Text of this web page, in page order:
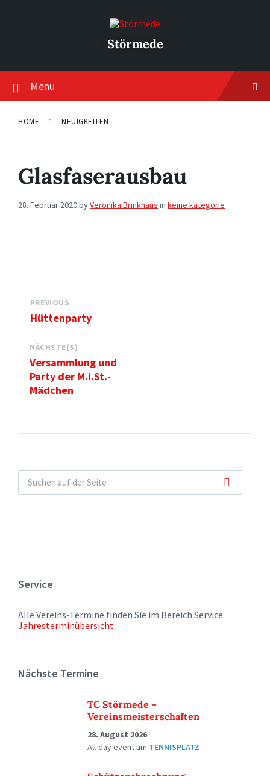
Störmede
Menu
HOME NEUIGKEITEN
Glasfaserausbau
28. Februar 2020byVeronika Brinkhaus in keine kategorie
PREVIOUS
Hüttenparty
NÄCHSTE(S)
Versammlung und
Party der M.i.St.-
Mädchen
Service
Alle Vereins-Termine finden Sie im Bereich Service:
Jahresterminübersicht.
Nächste Termine
TC Störmede –
Vereinsmeisterschaften
28. August 2026
All-day eventum TENNISPLATZ